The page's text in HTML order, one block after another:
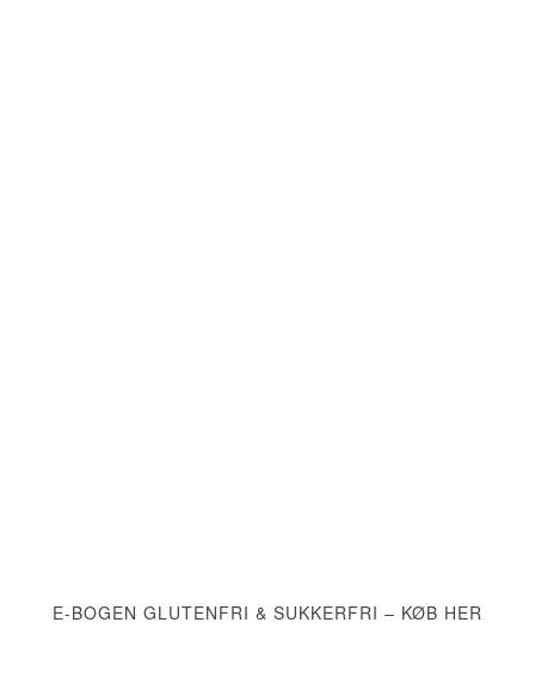
E-BOGEN GLUTENFRI & SUKKERFRI – KØB HER